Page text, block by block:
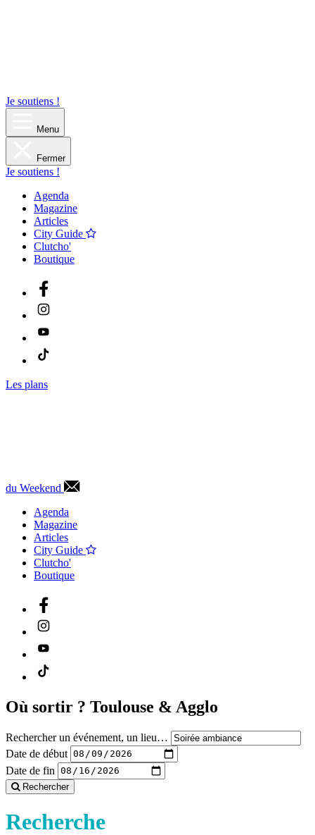
Je soutiens !
Menu
Fermer
Je soutiens !
Agenda
Magazine
Articles
City Guide
Clutcho'
Boutique
Les plans
du Weekend
Agenda
Magazine
Articles
City Guide
Clutcho'
Boutique
Où sortir ? Toulouse & Agglo
Rechercher un événement, un lieu…
Date de début
Date de fin
Rechercher
Recherche